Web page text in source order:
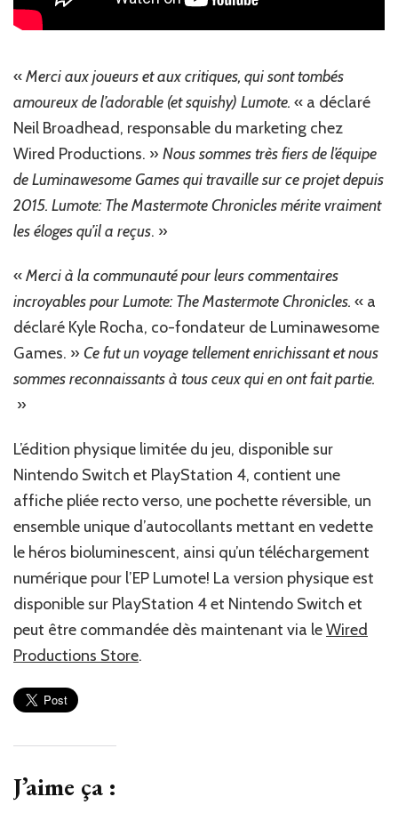
‎« ‎‎Merci aux joueurs et aux critiques, qui sont tombés
amoureux de l’adorable (et squishy) Lumote.‎ ‎ ‎‎« a déclaré
‎‎Neil Broadhead, responsable du marketing chez
Wired Productions‎‎. »‎‎ ‎ ‎Nous sommes très fiers de l’équipe
de Luminawesome Games qui travaille sur ce projet depuis
2015. Lumote: The Mastermote Chronicles mérite vraiment
les éloges qu’il a reçus‎‎. » ‎
‎« ‎‎Merci à la communauté pour leurs commentaires
incroyables pour Lumote: The Mastermote Chronicles.‎ ‎ ‎‎« a
déclaré ‎‎Kyle Rocha, co-fondateur de Luminawesome
Games‎‎. »‎‎ ‎ ‎Ce fut un voyage tellement enrichissant et nous
sommes reconnaissants à tous ceux qui en ont fait partie.‎
‎‎ » ‎
‎L’édition physique limitée du jeu, disponible sur
Nintendo Switch et PlayStation 4, contient une
affiche pliée recto verso, une pochette réversible, un
ensemble unique d’autocollants mettant en vedette
le héros bioluminescent, ainsi qu’un téléchargement
numérique pour l’EP Lumote! La version physique est
disponible sur PlayStation 4 et Nintendo Switch et
peut être commandée dès maintenant via le ‎‎Wired
Productions Store‎‎.‎
J’aime ça :